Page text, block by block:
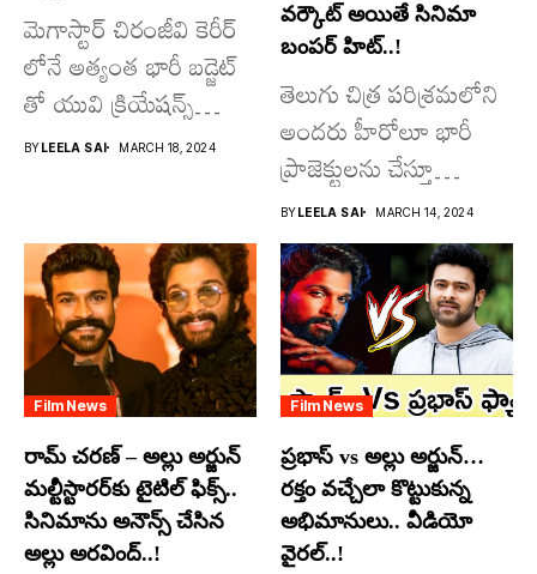
మెగాస్టార్ చిరంజీవి కెరీర్
లోనే అత్యంత భారీ బడ్జెట్
తో యువి క్రియేషన్స్
రూపొందిస్తున్న
BYLEELA SAI MARCH 18, 2024
వర్కౌట్ అయితే సినిమా
బంపర్ హిట్..!
తెలుగు చిత్ర పరిశ్రమలోని
అందరు హీరోలూ భారీ
ప్రాజెక్టులను చేస్తూ
దూసుకుపోతోన్నారు.
అందులో కొందరు
మాత్రమే...
BYLEELA SAI MARCH 14, 2024
Film News
రామ్ చరణ్ – అల్లు అర్జున్
మల్టీస్టారర్​కు టైటిల్ ఫిక్స్..
సినిమాను అనౌన్స్ చేసిన
అల్లు అరవింద్..!
Film News
ప్రభాస్ vs అల్లు అర్జున్…
రక్తం వచ్చేలా కొట్టుకున్న
అభిమానులు.. వీడియో
వైరల్..!